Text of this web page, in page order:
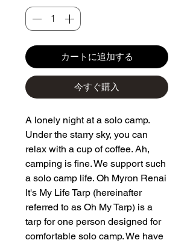
カートに追加する
今すぐ購入
A lonely night at a solo camp.
Under the starry sky, you can
relax with a cup of coffee. Ah,
camping is fine. We support such
a solo camp life. Oh Myron Renai
It's My Life Tarp (hereinafter
referred to as Oh My Tarp) is a
tarp for one person designed for
comfortable solo camp. We have